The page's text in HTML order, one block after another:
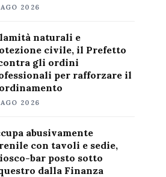
2026
naturali e
civile, il Prefetto
gli ordini
per rafforzare il
2026
abusivamente
con tavoli e sedie,
bar posto sotto
dalla Finanza